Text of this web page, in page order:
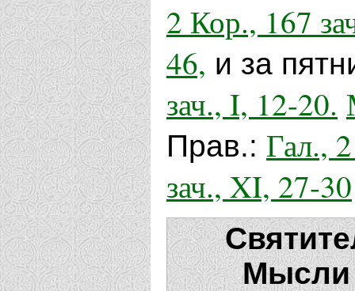
2 Кор., 167
46, и за
зач., I, 12-20.
Прав.: Гал.,
зач., XI, 27-30
Мысли